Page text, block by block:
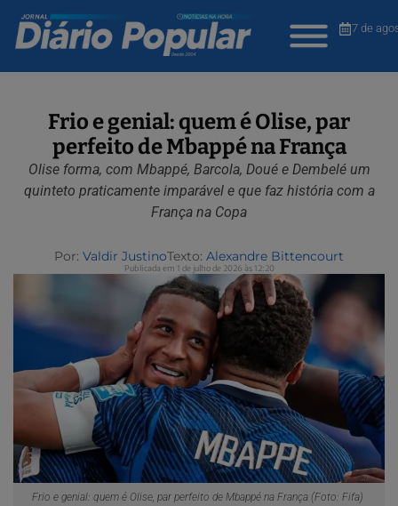
7 de
Frio e genial: quem é Olise, par
perfeito de Mbappé na França
Olise forma, com Mbappé, Barcola, Doué e Dembelé um
quinteto praticamente imparável e que faz história com a
França na Copa
Por: Valdir JustinoTexto: Alexandre Bittencourt
Publicada em 1 de julho de 2026 às 12:20
Frio e genial: quem é Olise, par perfeito de Mbappé na França (Foto: Fifa)